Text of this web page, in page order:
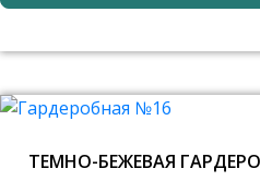
ТЕМНО-БЕЖЕВАЯ